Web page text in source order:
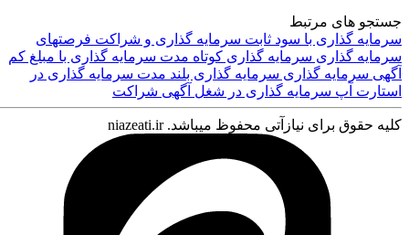
ورود
جستجو های مرتبط
سرمایه گذاری با سود ثابتسرمایه گذاری و شراکتفرصتهای
سرمایه گذاریسرمایه گذاری کوتاه مدتسرمایه گذاری با مبلغ کم
آگهی سرمایه گذاریسرمایه گذاری بلند مدتسرمایه گذاری در
استارت آپسرمایه گذاری در شغل آگهی شراکت
کلیه حقوق برای نیازآتی محفوظ میباشد. niazeati.ir